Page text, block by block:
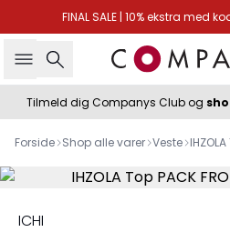
FINAL SALE | 10% ekstra med
Søg
Tilmeld dig Companys Club og
Forside Shop alle varer Veste
ICHI